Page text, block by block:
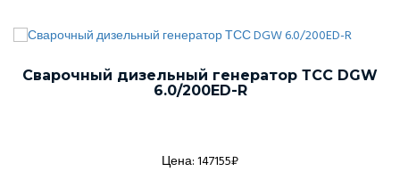
Сварочный дизельный генератор ТСС DGW
6.0/200ED-R
Цена: 147155₽